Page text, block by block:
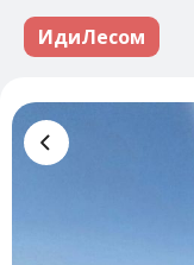
ИдиЛесом